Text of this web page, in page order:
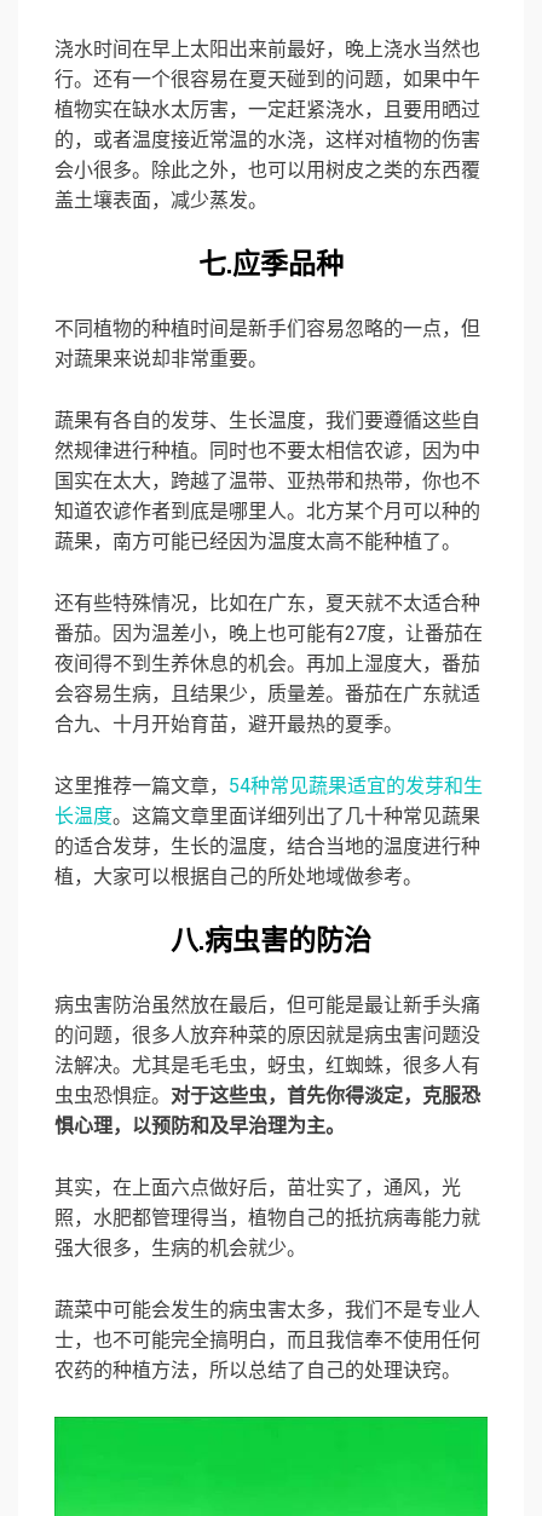
浇水时间在早上太阳出来前最好，晚上浇水当然也
行。还有一个很容易在夏天碰到的问题，如果中午
植物实在缺水太厉害，一定赶紧浇水，且要用晒过
的，或者温度接近常温的水浇，这样对植物的伤害
会小很多。除此之外，也可以用树皮之类的东西覆
盖土壤表面，减少蒸发。
七.应季品种
不同植物的种植时间是新手们容易忽略的一点，但
对蔬果来说却非常重要。
蔬果有各自的发芽、生长温度，我们要遵循这些自
然规律进行种植。同时也不要太相信农谚，因为中
国实在太大，跨越了温带、亚热带和热带，你也不
知道农谚作者到底是哪里人。北方某个月可以种的
蔬果，南方可能已经因为温度太高不能种植了。
还有些特殊情况，比如在广东，夏天就不太适合种
番茄。因为温差小，晚上也可能有27度，让番茄在
夜间得不到生养休息的机会。再加上湿度大，番茄
会容易生病，且结果少，质量差。番茄在广东就适
合九、十月开始育苗，避开最热的夏季。
这里推荐一篇文章， 54种常见蔬果适宜的发芽和生
长温度。这篇文章里面详细列出了几十种常见蔬果
的适合发芽，生长的温度，结合当地的温度进行种
植，大家可以根据自己的所处地域做参考。
八.病虫害的防治
病虫害防治虽然放在最后，但可能是最让新手头痛
的问题，很多人放弃种菜的原因就是病虫害问题没
法解决。尤其是毛毛虫，蚜虫，红蜘蛛，很多人有
虫虫恐惧症。 对于这些虫，首先你得淡定，克服恐
惧心理，以预防和及早治理为主。
其实，在上面六点做好后，苗壮实了，通风，光
照，水肥都管理得当，植物自己的抵抗病毒能力就
强大很多，生病的机会就少。
蔬菜中可能会发生的病虫害太多，我们不是专业人
士，也不可能完全搞明白，而且我信奉不使用任何
农药的种植方法，所以总结了自己的处理诀窍。